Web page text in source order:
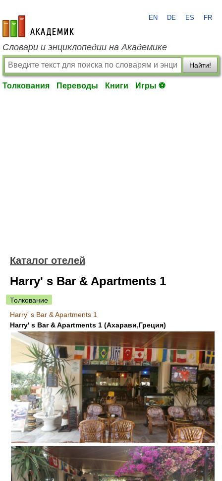
academic.ru
EN DE ES FR
Словари и энциклопедии на Академике
Найти!
Толкования Переводы Книги Игры ⚽
Каталог отелей
Harry' s Bar & Apartments 1
Толкование
Harry' s Bar & Apartments 1
Harry' s Bar & Apartments 1 (Ахарави,Греция)